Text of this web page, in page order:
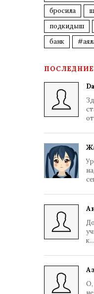
бросила
подкидыш
банк
к...
О,